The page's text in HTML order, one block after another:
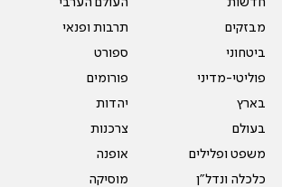
חדשות
מבזקים
ביטחוני
פוליטי-מדיני
בארץ
בעולם
משפט ופלילים
כלכלה ונדל"ן
העולם הערבי
תרבות ופנאי
ספורט
פורומים
יהדות
צרכנות
אופנה
מוסיקה